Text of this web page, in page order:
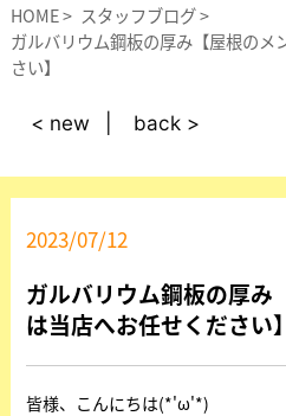
HOME
スタッフブログ
ガルバリウム鋼板の厚み【屋根のメ
さい】
< new back >
2023/07/12
ガルバリウム鋼板の厚み
は当店へお任せください】
皆様、こんにちは(*'ω'*)